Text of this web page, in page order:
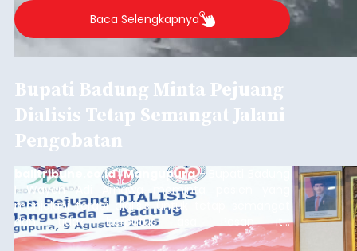
Baca Selengkapnya
Bupati Badung Minta Pejuang
Dialisis Tetap Semangat Jalani
Pengobatan
balitribune.co.id | Mangupura- Bupati Badung
I Wayan Adi Arnawa meminta pasien yang
menjalani terapi dialisis untuk tetap semangat
dan tidak berputus asa. Pesan itu
disampaikannya saat menghadiri Sarasehan